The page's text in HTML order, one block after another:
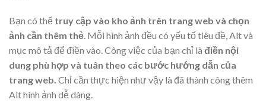
Bạn có thể truy cập vào kho ảnh trên trang web và chọn
ảnh cần thêm thẻ. Mỗi hình ảnh đều có yếu tố tiêu đề, Alt và
mục mô tả để điền vào. Công việc của bạn chỉ là điền nội
dung phù hợp và tuân theo các bước hướng dẫn của
trang web. Chỉ cần thực hiện như vậy là đã thành công thêm
Alt hình ảnh dễ dàng.